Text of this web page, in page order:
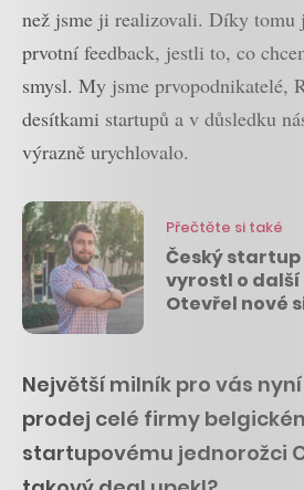
než jsme ji realizovali. Díky tomu
prvotní feedback, jestli to, co
smysl. My jsme prvopodnikatelé,
desítkami startupů a v důsledku
výrazně urychlovalo.
Přečtěte si také
Český startup
vyrostl o
Otevřel nové
Největší milník pro vás
prodej celé firmy
startupovému jednorožci